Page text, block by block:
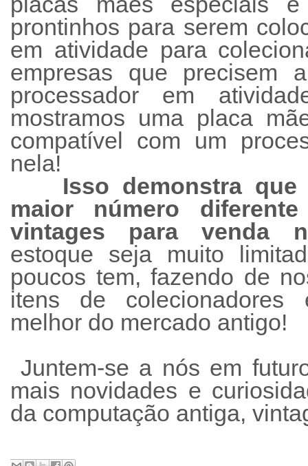
prontinhos para serem
em atividade para
empresas que precisem
processador em
mostramos uma placa
compatível com um
nela!
Isso demonstra
maior número
vintages para venda
estoque seja muito
poucos tem, fazendo de
itens de colecionadores
melhor do mercado antigo!
Juntem-se a nós em
mais novidades e
da computação antiga,